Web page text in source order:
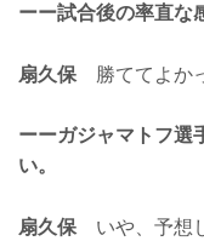
ーー試合後の率直な
扇久保 勝ててよか
ーーガジャマトフ選
い。
扇久保 いや、予想